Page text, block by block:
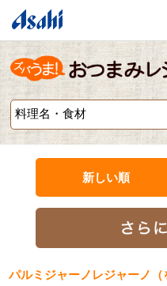
新しい順
パルミジャーノレジャーノ